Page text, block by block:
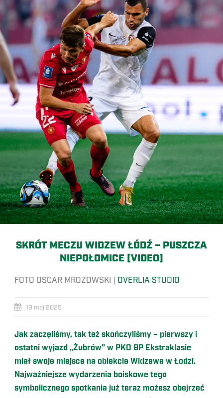
SKRÓT MECZU WIDZEW ŁÓDŹ – PUSZCZA
NIEPOŁOMICE [VIDEO]
FOTO OSCAR MROZOWSKI | OVERLIA STUDIO
19 maj 2025
Jak zaczęliśmy, tak też skończyliśmy – pierwszy i
ostatni wyjazd „Żubrów” w PKO BP Ekstraklasie
miał swoje miejsce na obiekcie Widzewa w Łodzi.
Najważniejsze wydarzenia boiskowe tego
symbolicznego spotkania już teraz możesz obejrzeć